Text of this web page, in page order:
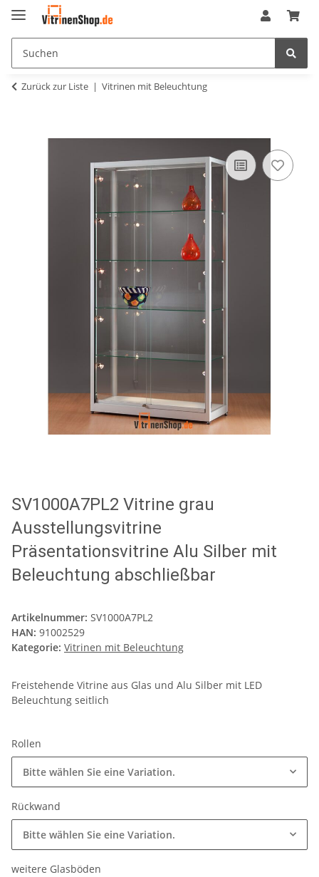
Zurück zur Liste Vitrinen mit Beleuchtung
SV1000A7PL2 Vitrine grau
Ausstellungsvitrine
Präsentationsvitrine Alu Silber mit
Beleuchtung abschließbar
Artikelnummer: SV1000A7PL2
HAN: 91002529
Kategorie: Vitrinen mit Beleuchtung
Freistehende Vitrine aus Glas und Alu Silber mit LED
Beleuchtung seitlich
Rollen
Bitte wählen Sie eine Variation.
Rückwand
Bitte wählen Sie eine Variation.
weitere Glasböden